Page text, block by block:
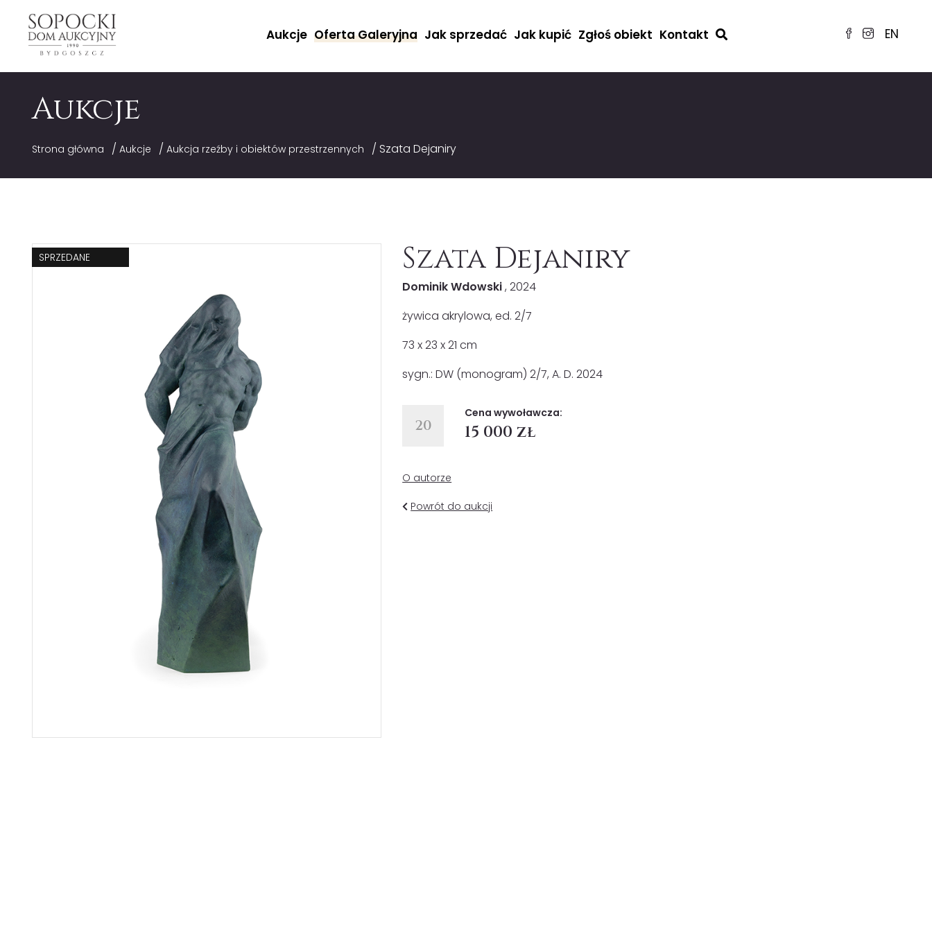
EN
Aukcje Oferta Galeryjna Jak sprzedać Jak kupić Zgłoś obiekt Kontakt
Aukcje
Strona główna / Aukcje / Aukcja rzeźby i obiektów przestrzennych / Szata Dejaniry
SPRZEDANE Szata Dejaniry
Dominik Wdowski, 2024
żywica akrylowa, ed. 2/7
73 x 23 x 21 cm
sygn.: DW (monogram) 2/7, A. D. 2024
20
Cena wywoławcza:
15 000 zł
O autorze
Powrót do aukcji